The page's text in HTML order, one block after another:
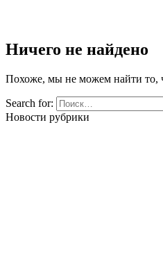
Ничего не найдено
Похоже, мы не можем найти то,
Search for:
Новости рубрики